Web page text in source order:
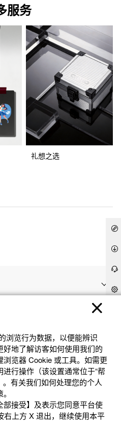
服务
礼想之选
媒体
浏览⾏为数据，以便能辨识
地了解访客如何使⽤我们的
览器 Cookie 或⼯具。如需更
⾏操作（该设置通常位于“帮
。有关我们如何处理您的个⼈
接受】及表示您同意平台使
右上⽅ X 退出，继续使⽤本平